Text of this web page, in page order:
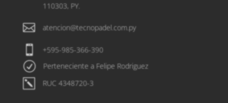
110303, PY.
 atencion@tecnopadel.com.py
 +595-985-366-390
R Perteneciente a Felipe Rodriguez
k RUC 4348720-3